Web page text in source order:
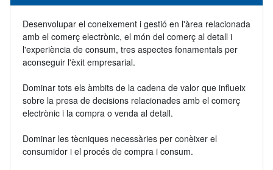
Desenvolupar el coneixement i gestió en l'àrea relacionada
amb el comerç electrònic, el món del comerç al detall i
l'experiència de consum, tres aspectes fonamentals per
aconseguir l'èxit empresarial.
Dominar tots els àmbits de la cadena de valor que influeix
sobre la presa de decisions relacionades amb el comerç
electrònic i la compra o venda al detall.
Dominar les tècniques necessàries per conèixer el
consumidor i el procés de compra i consum.